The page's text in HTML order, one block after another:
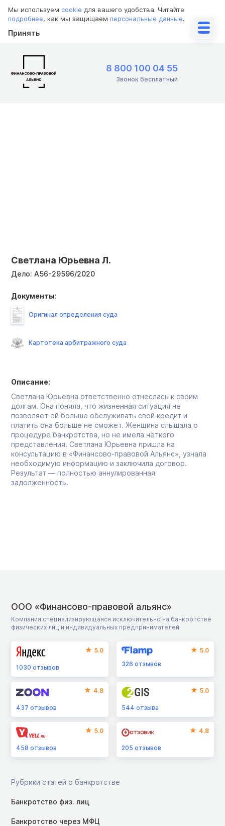
Мы используем cookie для вашего удобства. Читайте
подробнее, как мы защищаем персональные данные.
Принять
8 800 100 04 55
Звонок бесплатный
Светлана Юрьевна Л.
Дело: А56-29596/2020
Описание:
Светлана Юрьевна ответственно отнеслась к своим
долгам. Она поняла, что жизненная ситуация не
позволяет ей больше обслуживать свой кредит и
платить она больше не сможет. Женщина слышала о
процедуре банкротства, но не имела чёткого
представления. Светлана Юрьевна пришла на
консультацию в «Финансово-правовой Альянс», узнала
необходимую информацию и заключила договор.
Результат — полностью аннулированная
задолженность.
Документы:
Оригинал определения суда
Картотека арбитражного суда
ООО «Финансово-правовой альянс»
Компания специализирующаяся исключительно на банкротстве
физических лиц и индивидуальных предпринимателей
5.0
1030 отзывов
5.0
326отзывов
4.8
437 отзывов
5.0
544отзыва
5.0
458 отзывов
4.8
205отзывов
Рубрики статей о банкротстве
Банкротство физ. лиц
Банкротство через МФЦ